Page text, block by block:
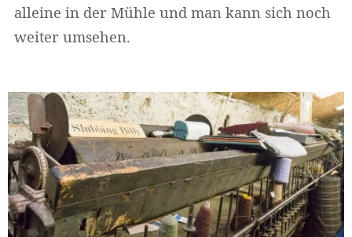
alleine in der Mühle und man kann sich noch
weiter umsehen.